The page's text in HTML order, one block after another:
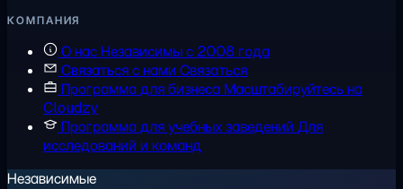
КОМПАНИЯ
О насНезависимы с 2008 года
Связаться с нами Связаться
Программа для бизнесаМасштабируйтесь на
Cloudzy
Программа для учебных заведений Для
исследований и команд
Независимые